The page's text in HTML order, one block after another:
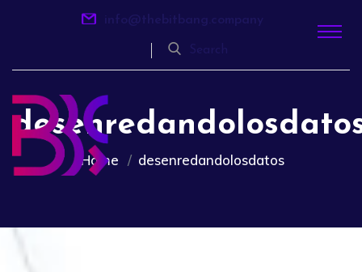
info@thebitbang.company
Search
Home desenredandolosdatos